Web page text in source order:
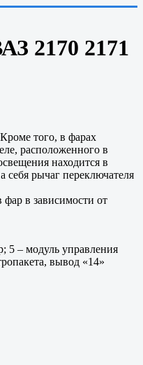
2170 2171
того, в фарах
расположенного в
находится в
рычаг переключателя
фар в зависимости от
5 – модуль управления
вывод «14»